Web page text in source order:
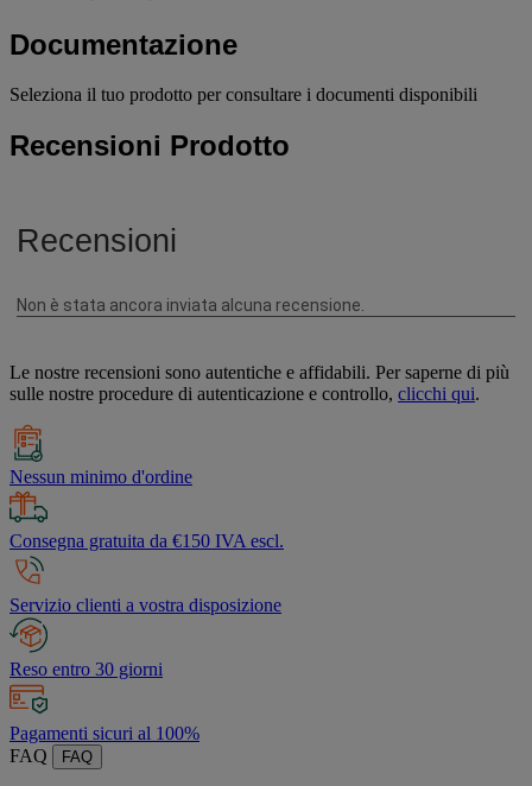
Documentazione
Seleziona il tuo prodotto per consultare i documenti disponibili
Recensioni Prodotto
Le nostre recensioni sono autentiche e affidabili. Per saperne di più
sulle nostre procedure di autenticazione e controllo, clicchi qui.
Nessun minimo d'ordine
Consegna gratuita da €150 IVA escl.
Servizio clienti a vostra disposizione
Reso entro 30 giorni
Pagamenti sicuri al 100%
FAQ
FAQ